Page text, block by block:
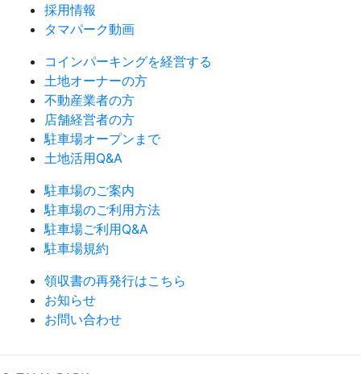
採用情報
タマパーク動画
コインパーキングを経営する
土地オーナーの方
不動産業者の方
店舗経営者の方
駐車場オープンまで
土地活用Q&A
駐車場のご案内
駐車場のご利用方法
駐車場ご利用Q&A
駐車場規約
領収書の再発行はこちら
お知らせ
お問い合わせ